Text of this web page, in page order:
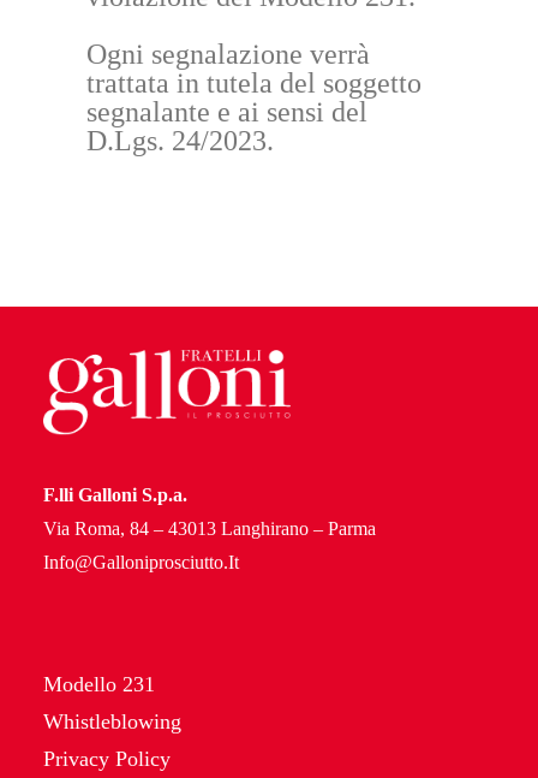
Ogni segnalazione verrà
trattata in tutela del soggetto
segnalante e ai sensi del
D.Lgs. 24/2023.
F.lli Galloni S.p.a.
Via Roma, 84 – 43013 Langhirano – Parma
Info@Galloniprosciutto.It
Modello 231
Whistleblowing
Privacy Policy